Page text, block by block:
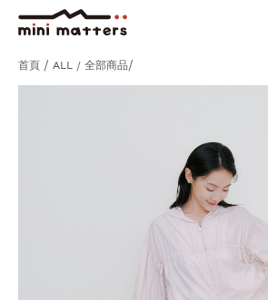
首頁 ALL / 全部商品